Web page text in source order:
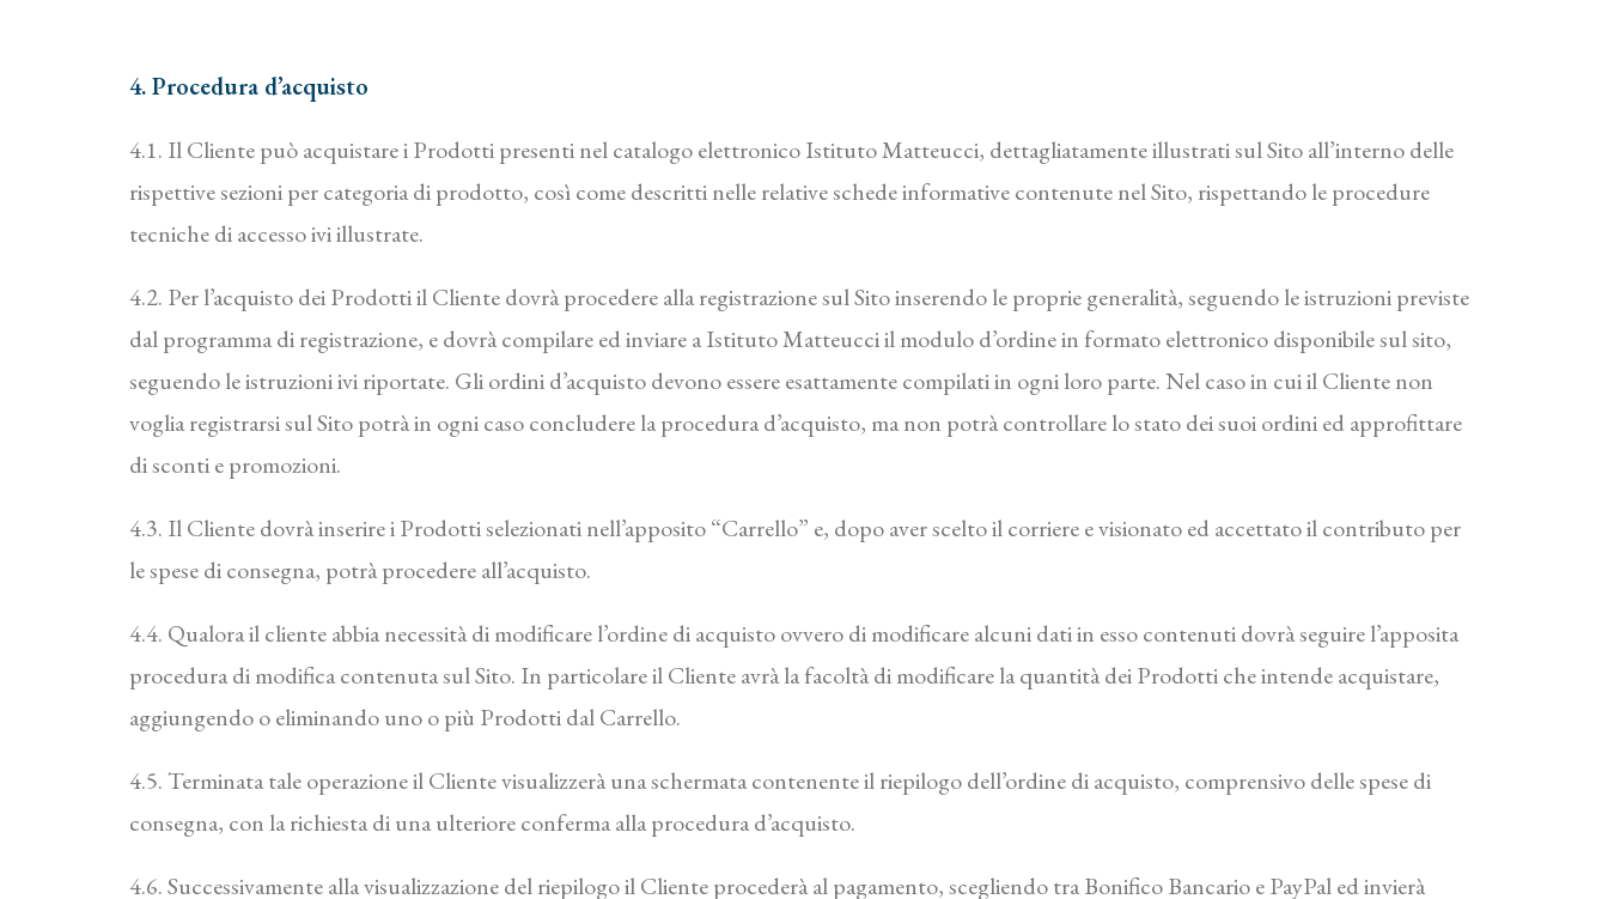
4. Procedura d’acquisto
4.1. Il Cliente può acquistare i Prodotti presenti nel catalogo elettronico Istituto Matteucci, dettagliatamente illustrati sul Sito all’interno delle
rispettive sezioni per categoria di prodotto, così come descritti nelle relative schede informative contenute nel Sito, rispettando le procedure
tecniche di accesso ivi illustrate.
4.2. Per l’acquisto dei Prodotti il Cliente dovrà procedere alla registrazione sul Sito inserendo le proprie generalità, seguendo le istruzioni previste
dal programma di registrazione, e dovrà compilare ed inviare a Istituto Matteucci il modulo d’ordine in formato elettronico disponibile sul sito,
seguendo le istruzioni ivi riportate. Gli ordini d’acquisto devono essere esattamente compilati in ogni loro parte. Nel caso in cui il Cliente non
voglia registrarsi sul Sito potrà in ogni caso concludere la procedura d’acquisto, ma non potrà controllare lo stato dei suoi ordini ed approfittare
di sconti e promozioni.
4.3. Il Cliente dovrà inserire i Prodotti selezionati nell’apposito “Carrello” e, dopo aver scelto il corriere e visionato ed accettato il contributo per
le spese di consegna, potrà procedere all’acquisto.
4.4. Qualora il cliente abbia necessità di modificare l’ordine di acquisto ovvero di modificare alcuni dati in esso contenuti dovrà seguire l’apposita
procedura di modifica contenuta sul Sito. In particolare il Cliente avrà la facoltà di modificare la quantità dei Prodotti che intende acquistare,
aggiungendo o eliminando uno o più Prodotti dal Carrello.
4.5. Terminata tale operazione il Cliente visualizzerà una schermata contenente il riepilogo dell’ordine di acquisto, comprensivo delle spese di
consegna, con la richiesta di una ulteriore conferma alla procedura d’acquisto.
4.6. Successivamente alla visualizzazione del riepilogo il Cliente procederà al pagamento, scegliendo tra Bonifico Bancario e PayPal ed invierà